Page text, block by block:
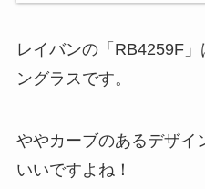
レイバンの「RB4259F」
ングラスです。
ややカーブのあるデザイ
いいですよね！